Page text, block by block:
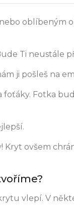
oblíbeným
Ti neustále
ji pošleš na
Fotka
ovšem
vlepí. V